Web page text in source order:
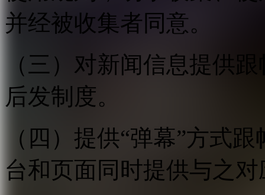
并经被收集者同意。
（三）对新闻信息提供
后发制度。
（四）提供“弹幕”方式
台和页面同时提供与之